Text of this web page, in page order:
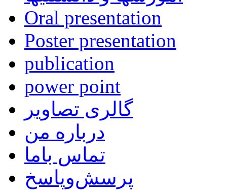
Oral presentation
Poster presentation
publication
power point
گالری تصاویر
درباره من
تماس باما
پرسش‌وپاسخ